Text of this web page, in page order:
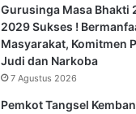
Gurusinga Masa Bhakti
2029 Sukses !
Masyarakat, Komitmen
Judi dan Narkoba
7 Agustus 2026
Pemkot Tangsel